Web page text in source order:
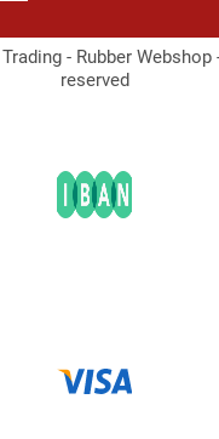
- Rubber
reserved